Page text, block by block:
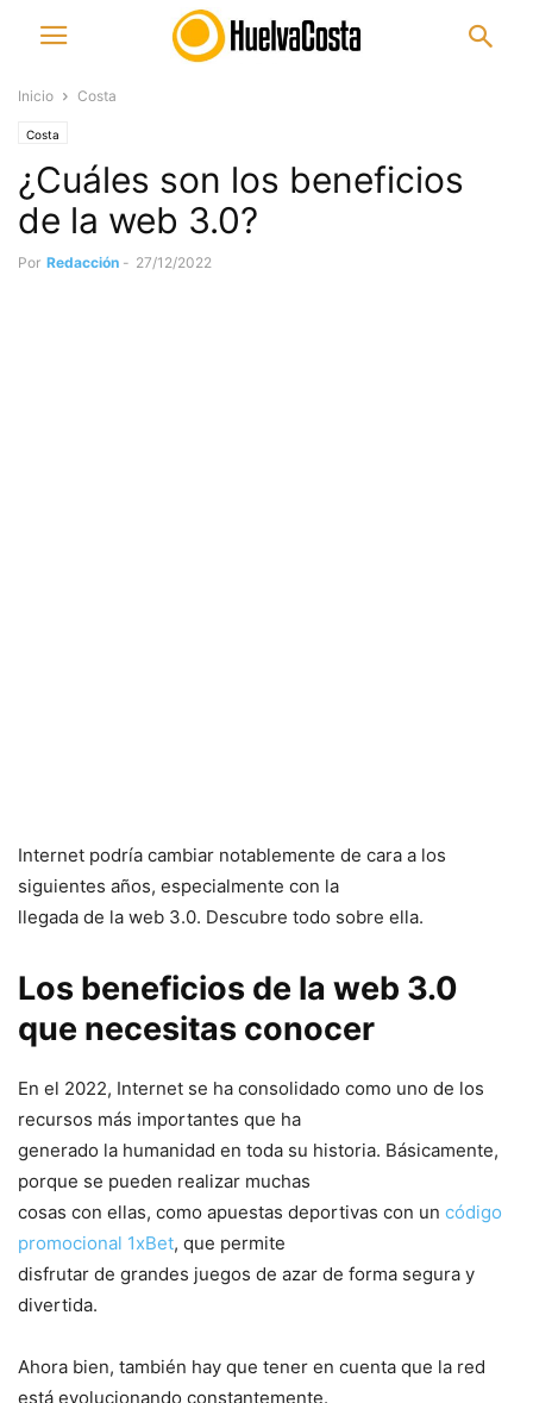
Inicio Costa
Costa
¿Cuáles son los beneficios
de la web 3.0?
Por Redacción - 27/12/2022
Internet podría cambiar notablemente de cara a los
siguientes años, especialmente con la
llegada de la web 3.0. Descubre todo sobre ella.
Los beneficios de la web 3.0
que necesitas conocer
En el 2022, Internet se ha consolidado como uno de los
recursos más importantes que ha
generado la humanidad en toda su historia. Básicamente,
porque se pueden realizar muchas
cosas con ellas, como apuestas deportivas con un código
promocional 1xBet, que permite
disfrutar de grandes juegos de azar de forma segura y
divertida.
Ahora bien, también hay que tener en cuenta que la red
está evolucionando constantemente.